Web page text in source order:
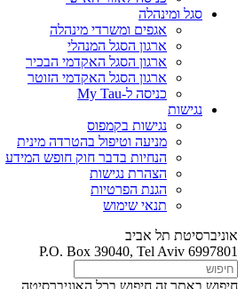
סגל ומינהלה
אגפים ומשרדי מינהלה
ארגון הסגל המנהלי
ארגון הסגל האקדמי הבכיר
ארגון הסגל האקדמי הזוטר
כניסה ל-My Tau
נגישות
נגישות בקמפוס
מניעה וטיפול בהטרדה מינית
הנחיות בדבר חוק חופש המידע
הצהרת נגישות
הגנת הפרטיות
תנאי שימוש
אוניברסיטת תל אביב
P.O. Box 39040, Tel Aviv 6997801
חיפוש באתר זה חיפוש בכל האוניברסיטה